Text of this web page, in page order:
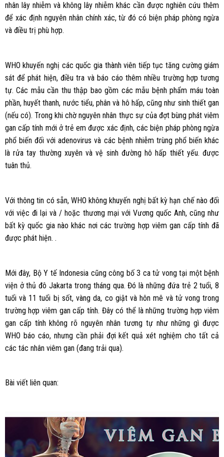
nhân lây nhiễm và không lây nhiễm khác cần được nghiên cứu thêm
để xác định nguyên nhân chính xác, từ đó có biện pháp phòng ngừa
và điều trị phù hợp.
WHO khuyến nghị các quốc gia thành viên tiếp tục tăng cường giám
sát để phát hiện, điều tra và báo cáo thêm nhiều trường hợp tương
tự. Các mẫu cần thu thập bao gồm các mẫu bệnh phẩm máu toàn
phần, huyết thanh, nước tiểu, phân và hô hấp, cũng như sinh thiết gan
(nếu có). Trong khi chờ nguyên nhân thực sự của đợt bùng phát viêm
gan cấp tính mới ở trẻ em được xác định, các biện pháp phòng ngừa
phổ biến đối với adenovirus và các bệnh nhiễm trùng phổ biến khác
là rửa tay thường xuyên và vệ sinh đường hô hấp thiết yếu. được
tuân thủ.
Với thông tin có sẵn, WHO không khuyến nghị bất kỳ hạn chế nào đối
với việc đi lại và / hoặc thương mại với Vương quốc Anh, cũng như
bất kỳ quốc gia nào khác nơi các trường hợp viêm gan cấp tính đã
được phát hiện. .
Mới đây, Bộ Y tế Indonesia cũng công bố 3 ca tử vong tại một bệnh
viện ở thủ đô Jakarta trong tháng qua. Đó là những đứa trẻ 2 tuổi, 8
tuổi và 11 tuổi bị sốt, vàng da, co giật và hôn mê và tử vong trong
trường hợp viêm gan cấp tính. Đây có thể là những trường hợp viêm
gan cấp tính không rõ nguyên nhân tương tự như những gì được
WHO báo cáo, nhưng cần phải đợi kết quả xét nghiệm cho tất cả
các tác nhân viêm gan (đang trải qua).
Bài viết liên quan: